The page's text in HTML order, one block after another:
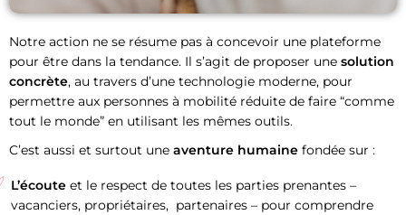
Notre action ne se résume pas à concevoir une plateforme
pour être dans la tendance. Il s’agit de proposer unesolution
concrète, au travers d’une technologie moderne, pour
permettre aux personnes à mobilité réduite de faire “comme
tout le monde” en utilisant les mêmes outils.
C’est aussi et surtout uneaventure humaine fondée sur :
L’écoute et le respect de toutes les parties prenantes –
vacanciers, propriétaires, partenaires – pour comprendre